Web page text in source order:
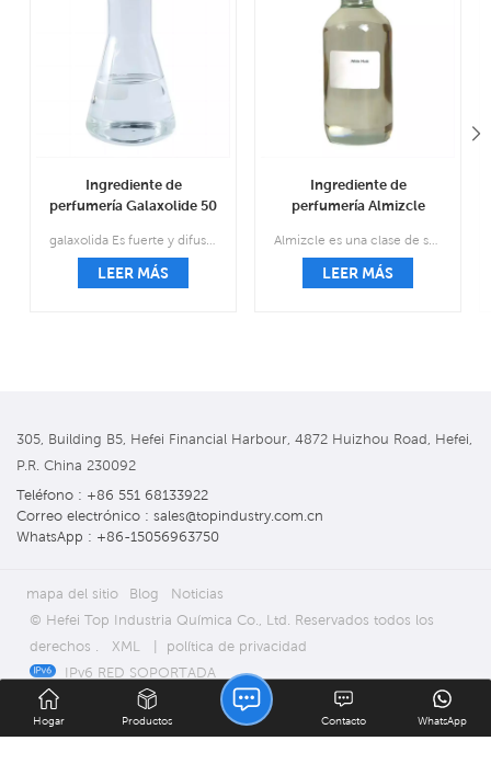
Ingrediente de
perfumería Galaxolide 50
LEER MÁS
Ingrediente de
perfumería Almizcle
LEER MÁS
305, Building B5, Hefei Financial Harbour, 4872 Huizhou Road, Hefei,
P.R. China 230092
Teléfono : +86 551 68133922
Correo electrónico : sales@topindustry.com.cn
WhatsApp : +86-15056963750
mapa del sitio Blog
Noticias
© Hefei Top Industria Química Co., Ltd. Reservados todos los
derechos .
XML |
política de privacidad
IPv6 RED SOPORTADA
Hogar Productos WhatsApp
Contacto